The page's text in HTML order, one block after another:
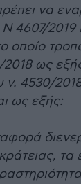
να
Ν 4607/2019
οποίο
2018 ως
ν. 4530/
ως εξής: